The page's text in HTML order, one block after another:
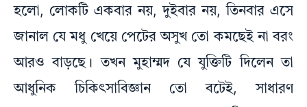
হলো, লোকটি একবার নয়, দুইবার নয়, তিনবার এসে
জানাল যে মধু খেয়ে পেটের অসুখ তো কমছেই না বরং
আরও বাড়ছে। তখন মুহাম্মদ যে যুক্তিটি দিলেন তা
আধুনিক চিকিৎসাবিজ্ঞান তো বটেই, সাধারণ